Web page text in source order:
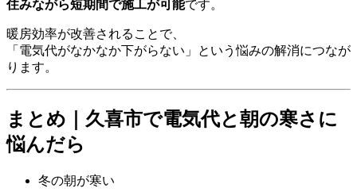
住みながら短期間で施工が可能です。
暖房効率が改善されることで、
「電気代がなかなか下がらない」という悩みの解消につなが
ります。
まとめ｜久喜市で電気代と朝の寒さに
悩んだら
冬の朝が寒い